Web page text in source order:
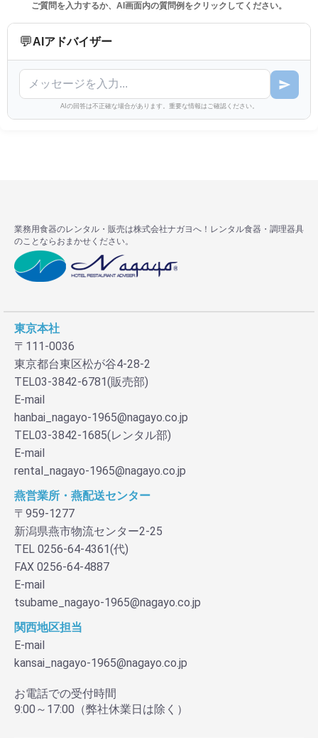
ご質問を入力するか、AI画面内の質問例をクリックしてください。
💬AIアドバイザー
AIの回答は不正確な場合があります。重要な情報はご確認ください。
業務用食器のレンタル・販売は株式会社ナガヨへ！レンタル食器・調理器具
のことならおまかせください。
東京本社
〒111-0036
東京都台東区松が谷4-28-2
TEL03-3842-6781(販売部)
E-mail
hanbai_nagayo-1965@nagayo.co.jp
TEL03-3842-1685(レンタル部)
E-mail
rental_nagayo-1965@nagayo.co.jp
燕営業所・燕配送センター
〒959-1277
新潟県燕市物流センター2-25
TEL 0256-64-4361(代)
FAX 0256-64-4887
E-mail
tsubame_nagayo-1965@nagayo.co.jp
関西地区担当
E-mail
kansai_nagayo-1965@nagayo.co.jp
お電話での受付時間
9:00～17:00（弊社休業日は除く）